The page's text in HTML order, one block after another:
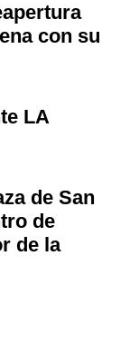
con su
LA
de San
de
de la